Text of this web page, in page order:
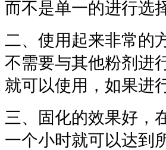
而不是单一的进行选
二、使用起来非常的
不需要与其他粉剂进
就可以使用，如果进
三、固化的效果好，
一个小时就可以达到